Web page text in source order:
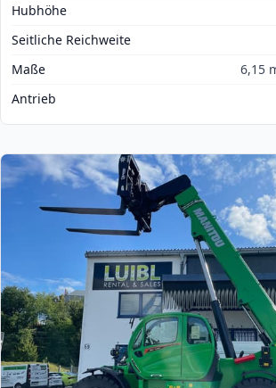
Hubhöhe
Seitliche Reichweite
Maße
6,15
Antrieb